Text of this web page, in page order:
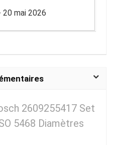
20 mai 2026
2609255417 Set
5468 Diamètres